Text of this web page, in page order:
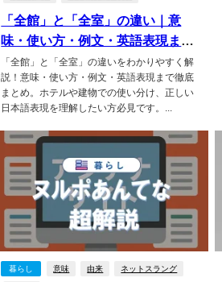
「全館」と「全室」の違い｜意
味・使い方・例文・英語表現まと
め
「全館」と「全室」の違いをわかりやすく解
説！意味・使い方・例文・英語表現まで徹底
まとめ。ホテルや建物での使い分け、正しい
日本語表現を理解したい方必見です。...
暮らし 意味 由来 ネットスラング